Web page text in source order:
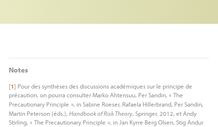
Notes
[1] Pour des synthèses des discussions académiques sur le principe de
précaution, on pourra consulter Marko Ahtensuu, Per Sandin, « The
Precautionary Principle », in Sabine Roeser, Rafaela Hillerbrand, Per Sandin,
Martin Peterson (éds.), Handbook of Risk Theory, Springer, 2012, et Andy
Stirling, « The Precautionary Principle », in Jan Kyrre Berg Olsen, Stig Andur